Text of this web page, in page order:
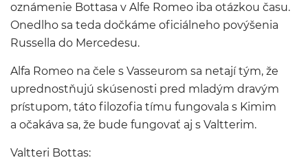
oznámenie Bottasa v Alfe Romeo iba otázkou času.
Onedlho sa teda dočkáme oficiálneho povýšenia
Russella do Mercedesu.
Alfa Romeo na čele s Vasseurom sa netají tým, že
uprednostňujú skúsenosti pred mladým dravým
prístupom, táto filozofia tímu fungovala s Kimim
a očakáva sa, že bude fungovať aj s Valtterim.
Valtteri Bottas: